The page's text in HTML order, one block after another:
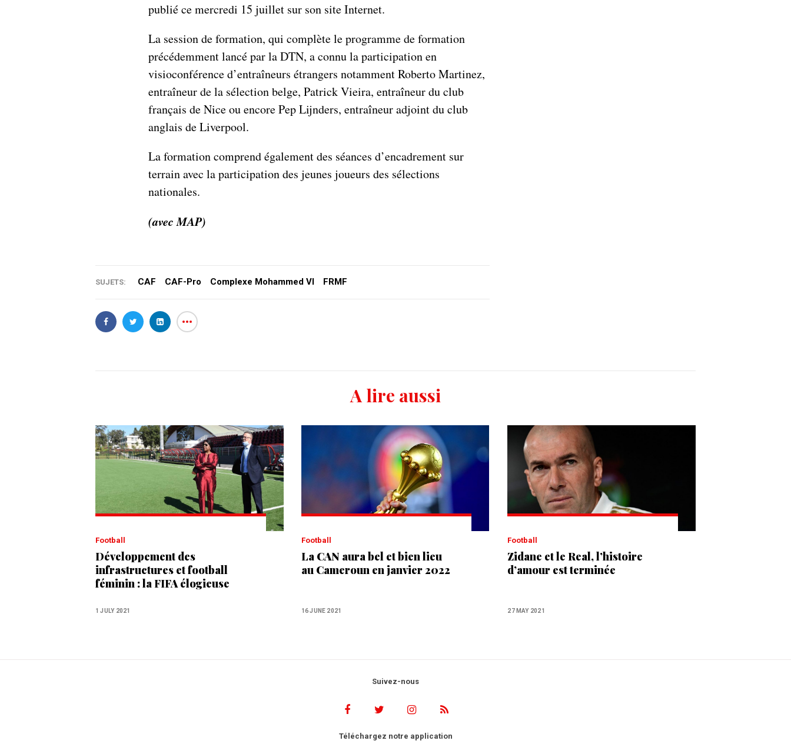
publié ce mercredi 15 juillet sur son site Internet.
La session de formation, qui complète le programme de formation
précédemment lancé par la DTN, a connu la participation en
visioconférence d’entraîneurs étrangers notamment Roberto Martinez,
entraîneur de la sélection belge, Patrick Vieira, entraîneur du club
français de Nice ou encore Pep Lijnders, entraîneur adjoint du club
anglais de Liverpool.
La formation comprend également des séances d’encadrement sur
terrain avec la participation des jeunes joueurs des sélections
nationales.
(avec MAP)
SUJETS: CAF CAF-Pro Complexe Mohammed VI FRMF
A lire aussi
Football
Développement des
infrastructures et football
féminin : la FIFA élogieuse
1 JULY 2021
Football
La CAN aura bel et bien lieu
au Cameroun en janvier 2022
16 JUNE 2021
Football
Zidane et le Real, l’histoire
d’amour est terminée
27 MAY 2021
Suivez-nous
Téléchargez notre application